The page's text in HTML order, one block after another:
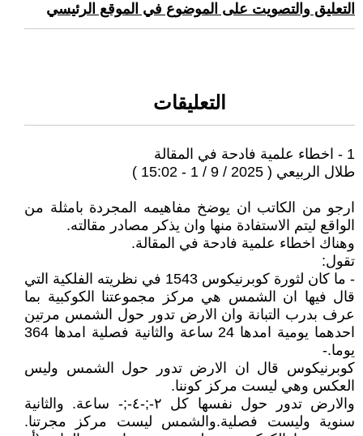
التعليق والتصويت على الموضوع في الموقع الرئيسي
التعليقات
1 - اخطاء علمية فادحة في المقالة
طلال الربيعي ( 2025 / 9 / 1 - 15:02 )
ارجو من الكاتب ان يوضخ مفاهيمه المجردة بامثلة من
الواقع ليتم الاستفادة منها وان يذكر مصادر مقالته.
وهناك اخطاء علمية فادحة في المقالة.
تقول:
- ما كان لثورة كوبرنيكوس 1543 في نظريته الفلكية التي
قال فيها ان الشمس هي مركز مجموعتنا الكوكبية بما
عرف بدرب التبانة وان الارض تدور حول الشمس مرتين
احدهما يومية امدها 24 ساعة والثانية فصلية امدها 364
يوما.-
كوبرنيكوس قال ان الارض تدور حول الشمس وليس
العكس وهي ليست مركز كوننا.
والارض تدور حول نفسها كل ٢-;-٤-;- ساعة. والثانية
سنوية وليست فصلية.والشمس ليست مركز مجرتنا.